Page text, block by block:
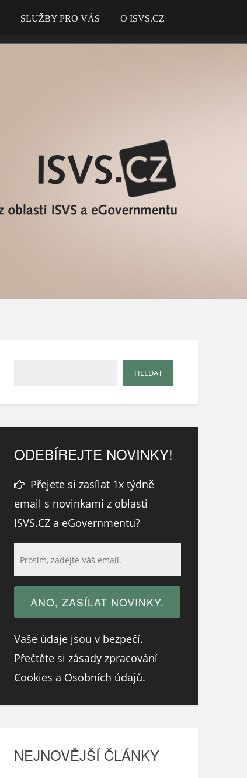
SLUŽBY PRO VÁS O ISVS.CZ
ODEBÍREJTE NOVINKY!
Přejete si zasílat 1x týdně
email s novinkami z oblasti
ISVS.CZ a eGovernmentu?
Vaše údaje jsou v bezpečí.
Přečtěte si zásady zpracování
Cookies a Osobních údajů.
NEJNOVĚJŠÍ ČLÁNKY